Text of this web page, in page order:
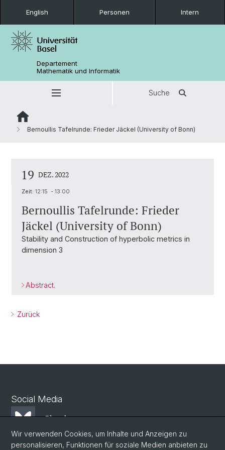
English Personen Intern
Departement
Mathematik und Informatik
Suche
Bernoullis Tafelrunde: Frieder Jäckel (University of Bonn)
19 DEZ. 2022
Zeit: 12:15 - 13:00
Bernoullis Tafelrunde: Frieder
Jäckel (University of Bonn)
Stability and Construction of hyperbolic metrics in
dimension 3
Abstract.
Zurück
Social Media
Bluesky
Wir verwenden Cookies, um Inhalte und Anzeigen zu
personalisieren, Funktionen für soziale Medien anbieten zu